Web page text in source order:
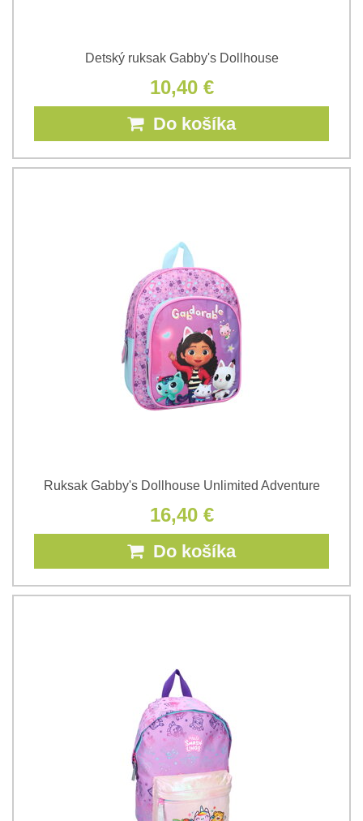
Detský ruksak Gabby's Dollhouse
10,40 €
Do košíka
Ruksak Gabby's Dollhouse Unlimited Adventure
16,40 €
Do košíka